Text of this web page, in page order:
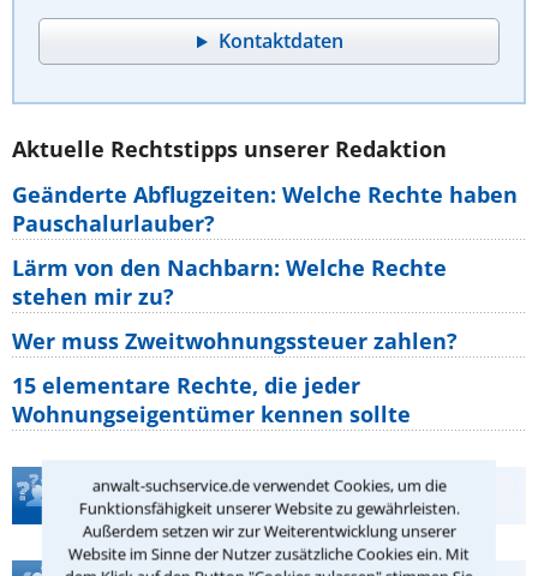
anwalt-suchservice.de verwendet Cookies, um die
Funktionsfähigkeit unserer Website zu gewährleisten.
Außerdem setzen wir zur Weiterentwicklung unserer
Website im Sinne der Nutzer zusätzliche Cookies ein. Mit
Kontaktdaten
Aktuelle Rechtstipps unserer Redaktion
Geänderte Abflugzeiten: Welche Rechte haben
Pauschalurlauber?
Lärm von den Nachbarn: Welche Rechte
stehen mir zu?
Wer muss Zweitwohnungssteuer zahlen?
15 elementare Rechte, die jeder
Wohnungseigentümer kennen sollte
Teste Dein Rechtswissen